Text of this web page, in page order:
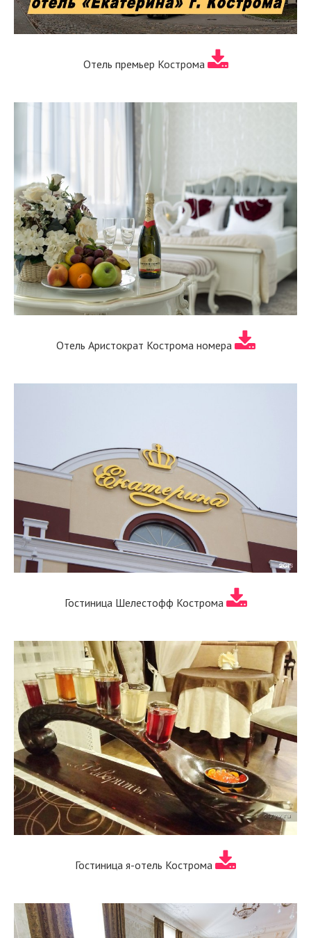
Отель премьер Кострома
Отель Аристократ Кострома номера
Гостиница Шелестофф Кострома
Гостиница я-отель Кострома